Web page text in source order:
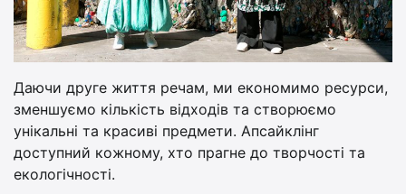
Даючи друге життя речам, ми економимо ресурси,
зменшуємо кількість відходів та створюємо
унікальні та красиві предмети. Апсайклінг
доступний кожному, хто прагне до творчості та
екологічності.